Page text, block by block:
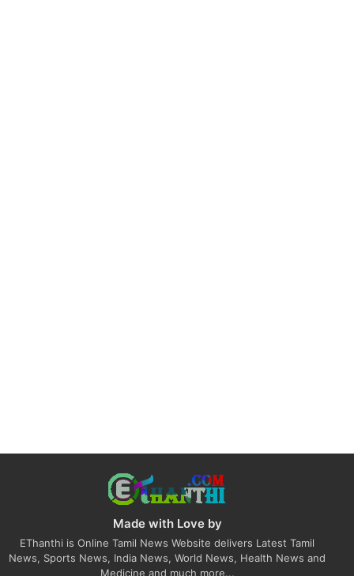
Made with Love by
EThanthi is Online Tamil News Website delivers Latest Tamil
News, Sports News, India News, World News, Health News and
Medicine and much more...